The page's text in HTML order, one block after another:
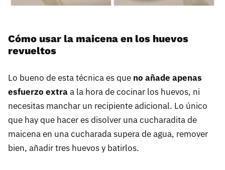
Cómo usar la maicena en los huevos
revueltos
Lo bueno de esta técnica es que no añade apenas
esfuerzo extraa la hora de cocinar los huevos, ni
necesitas manchar un recipiente adicional. Lo único
que hay que hacer es disolver una cucharadita de
maicena en una cucharada supera de agua, remover
bien, añadir tres huevos y batirlos.